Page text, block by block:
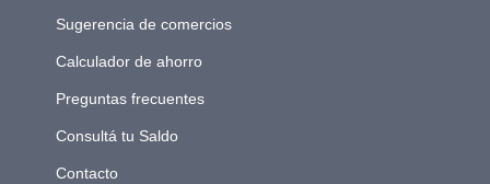
Sugerencia de comercios
Calculador de ahorro
Preguntas frecuentes
Consultá tu Saldo
Contacto